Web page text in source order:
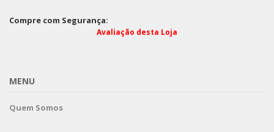
Compre com Segurança:
Avaliação desta Loja
MENU
Quem Somos